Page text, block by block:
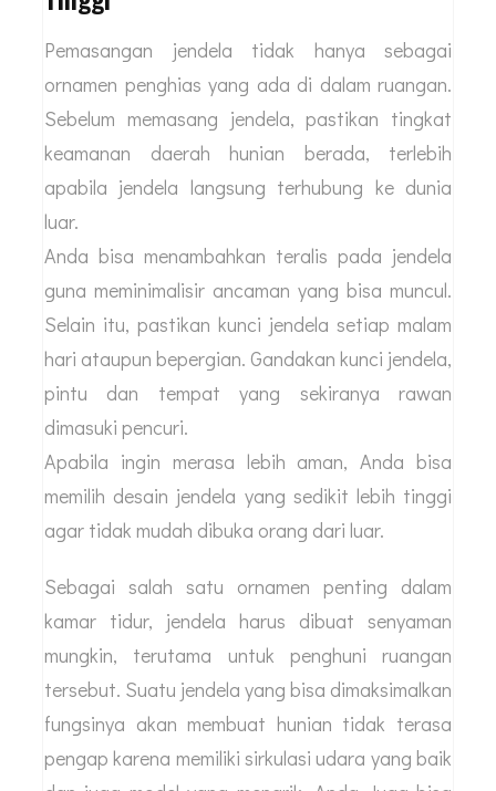
Pemasangan jendela tidak hanya sebagai
ornamen penghias yang ada di dalam ruangan.
Sebelum memasang jendela, pastikan tingkat
keamanan daerah hunian berada, terlebih
apabila jendela langsung terhubung ke dunia
luar.
Anda bisa menambahkan teralis pada jendela
guna meminimalisir ancaman yang bisa muncul.
Selain itu, pastikan kunci jendela setiap malam
hari ataupun bepergian. Gandakan kunci jendela,
pintu dan tempat yang sekiranya rawan
dimasuki pencuri.
Apabila ingin merasa lebih aman, Anda bisa
memilih desain jendela yang sedikit lebih tinggi
agar tidak mudah dibuka orang dari luar.
Sebagai salah satu ornamen penting dalam
kamar tidur, jendela harus dibuat senyaman
mungkin, terutama untuk penghuni ruangan
tersebut. Suatu jendela yang bisa dimaksimalkan
fungsinya akan membuat hunian tidak terasa
pengap karena memiliki sirkulasi udara yang baik